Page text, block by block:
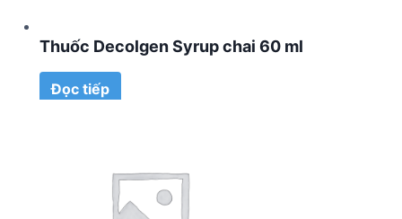
Thuốc Decolgen Syrup chai 60 ml
Đọc tiếp